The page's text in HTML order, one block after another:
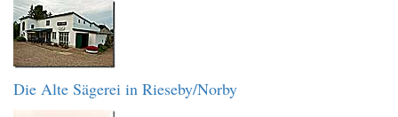
Die Alte Sägerei in Rieseby/Norby